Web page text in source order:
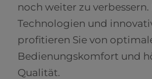
noch weiter zu verbessern.
Technologien und
profitieren Sie von
Bedienungskomfort und
Qualität.